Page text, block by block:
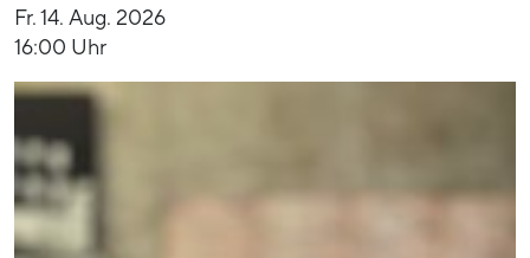
Fr. 14. Aug. 2026
16:00 Uhr